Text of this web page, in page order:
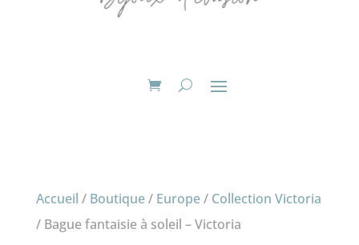
Accueil / Boutique/ Europe/ Collection Victoria
/ Bague fantaisie à soleil – Victoria